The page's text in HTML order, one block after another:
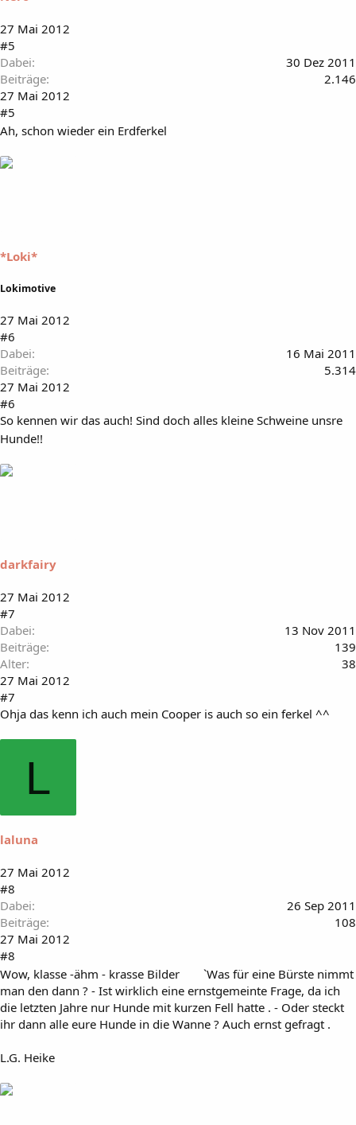
27 Mai 2012
#5
Dabei
30 Dez 2011
Beiträge
2.146
27 Mai 2012
#5
Ah, schon wieder ein Erdferkel
*Loki*
Lokimotive
27 Mai 2012
#6
Dabei
16 Mai 2011
Beiträge
5.314
27 Mai 2012
#6
So kennen wir das auch! Sind doch alles kleine Schweine unsre
Hunde!!
darkfairy
27 Mai 2012
#7
Dabei
13 Nov 2011
Beiträge
139
Alter
38
27 Mai 2012
#7
Ohja das kenn ich auch mein Cooper is auch so ein ferkel ^^
L
laluna
27 Mai 2012
#8
Dabei
26 Sep 2011
Beiträge
108
27 Mai 2012
#8
Wow, klasse -ähm - krasse Bilder
`Was für eine Bürste nimmt
man den dann ? - Ist wirklich eine ernstgemeinte Frage, da ich
die letzten Jahre nur Hunde mit kurzen Fell hatte . - Oder steckt
ihr dann alle eure Hunde in die Wanne ? Auch ernst gefragt .
L.G. Heike